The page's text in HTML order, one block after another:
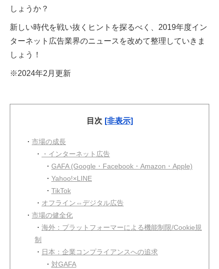
しょうか？
新しい時代を戦い抜くヒントを探るべく、2019年度イン
ターネット広告業界のニュースを改めて整理していきま
しょう！
※2024年2月更新
目次 [非表示]
・ 市場の成長
・
・インターネット広告
・ GAFA (Google・Facebook・Amazon・Apple)
・ Yahoo!×LINE
・ TikTok
・ オフライン⇔デジタル広告
・ 市場の健全化
・ 海外：プラットフォーマーによる機能制限/Cookie規
制
・ 日本：企業コンプライアンスへの追求
・ 対GAFA